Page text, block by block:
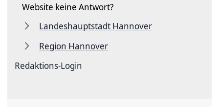
Website keine Antwort?
Landeshauptstadt Hannover
Region Hannover
Redaktions-Login